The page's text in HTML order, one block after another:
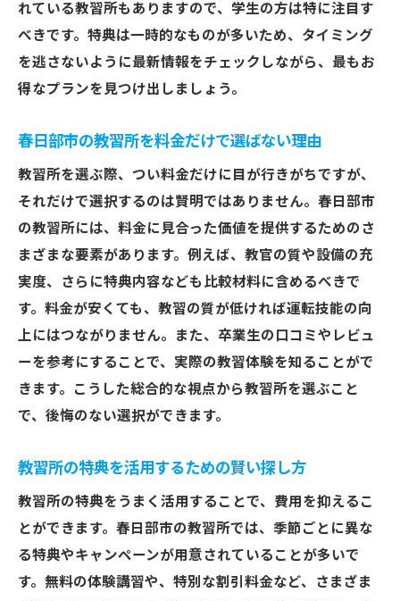
春日部市で利用できる割引情報を徹底解説
割引プランを比較して春日部市でお得に学
ぶ
学割やキャンペーンを活用した教習所選び
春日部市の教習所で賢く学ぼう費用対効果を最
大限に引き出す方法
春日部市で教習所を賢く選んで効率的に学
ぶ
費用対効果を考慮した春日部市の教習所選
び
春日部市の教習所で効率よく学ぶための戦
略
教習所選びで知っておくべき費用対効果の
ポイント
特典を活用して費用を節約春日部市の教習所選
びで成功する秘訣
春日部市で特典を活用する教習所節約術
れている教習所もありますので、学生の方は特に注目す
べきです。特典は一時的なものが多いため、タイミング
を逃さないように最新情報をチェックしながら、最もお
得なプランを見つけ出しましょう。
春日部市の教習所を料金だけで選ばない理由
教習所を選ぶ際、つい料金だけに目が行きがちですが、
それだけで選択するのは賢明ではありません。春日部市
の教習所には、料金に見合った価値を提供するためのさ
まざまな要素があります。例えば、教官の質や設備の充
実度、さらに特典内容なども比較材料に含めるべきで
す。料金が安くても、教習の質が低ければ運転技能の向
上にはつながりません。また、卒業生の口コミやレビュ
ーを参考にすることで、実際の教習体験を知ることがで
きます。こうした総合的な視点から教習所を選ぶこと
で、後悔のない選択ができます。
教習所の特典を活用するための賢い探し方
教習所の特典をうまく活用することで、費用を抑えるこ
とができます。春日部市の教習所では、季節ごとに異な
る特典やキャンペーンが用意されていることが多いで
す。無料の体験講習や、特別な割引料金など、さまざま